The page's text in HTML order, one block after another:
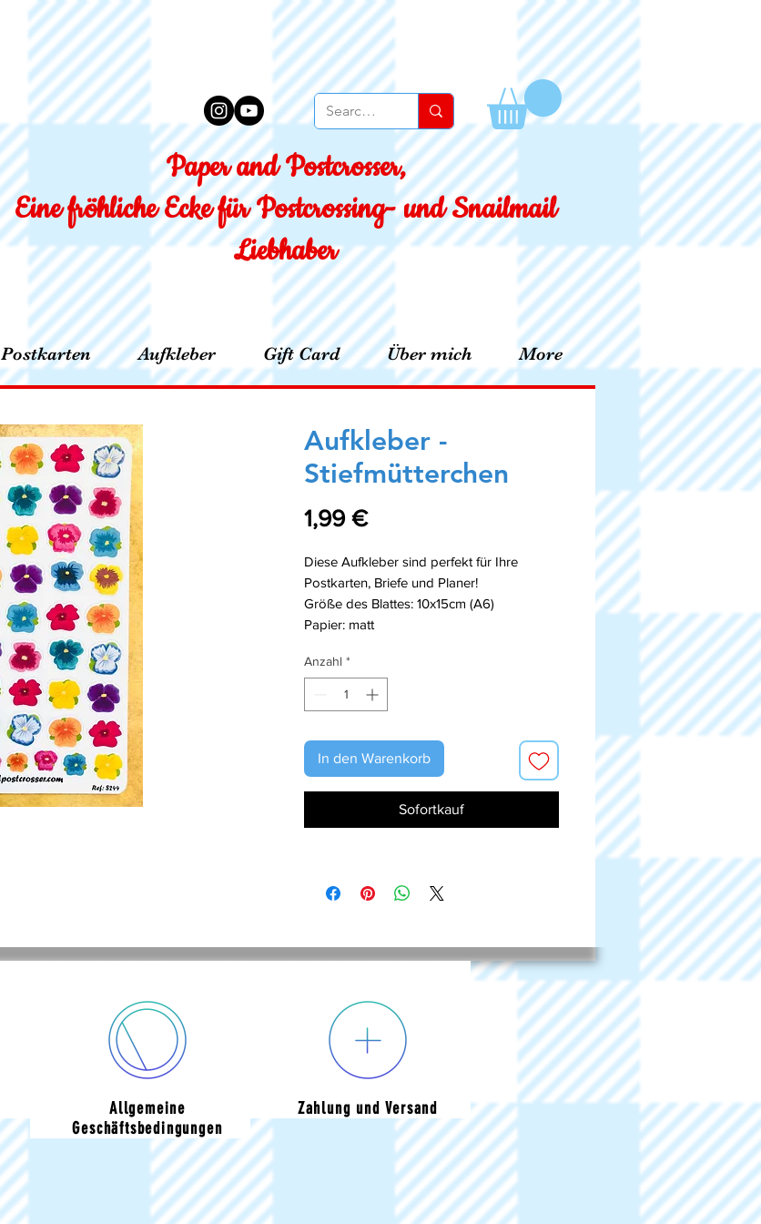
Paper and Postcrosser,
Eine fröhliche Ecke für Postcrossing- und Snailmail
Liebhaber
Postkarten Aufkleber Gift Card Über mich More
Aufkleber -
Stiefmütterchen
1,99 €Preis
Diese Aufkleber sind perfekt für Ihre
Postkarten, Briefe und Planer!
Größe des Blattes: 10x15cm (A6)
Papier: matt
Anzahl *
In den Warenkorb
Sofortkauf
Allgemeine
Geschäftsbedingungen
Zahlung und Versand